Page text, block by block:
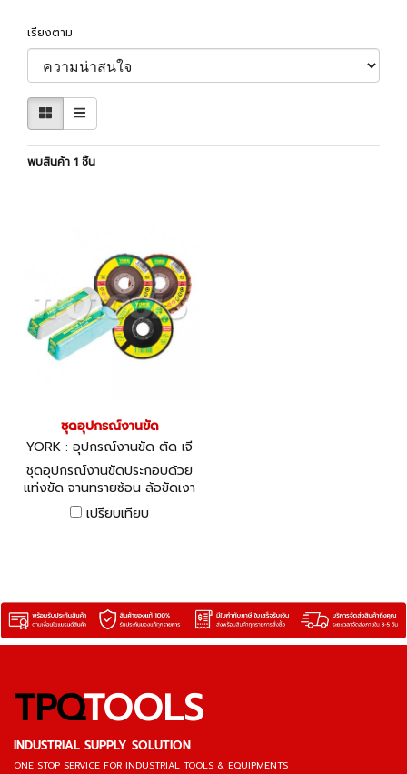
เรียงตาม
พบสินค้า 1 ชิ้น
ชุดอุปกรณ์งานขัด
YORK : อุปกรณ์งานขัด ตัด เจี
ยร์
ชุดอุปกรณ์งานขัดประกอบด้วย
แท่งขัด จานทรายซ้อน ล้อขัดเงา
รวม 5 ชิ้น
เปรียบเทียบ
TPQTOOLS
INDUSTRIAL SUPPLY SOLUTION
ONE STOP SERVICE FOR INDUSTRIAL TOOLS & EQUIPMENTS